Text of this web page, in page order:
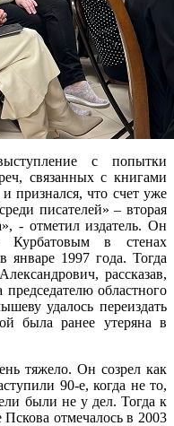
с попытки
связанных с книгами
признался, что счет уже
писателей» – вторая
- отметил издатель. Он
Курбатовым в стенах
январе 1997 года. Тогда
рассказав,
областного
удалось переиздать
была ранее утеряна в
тяжело. Он созрел как
90-е, когда не то,
были не у дел. Тогда к
отмечалось в 2003